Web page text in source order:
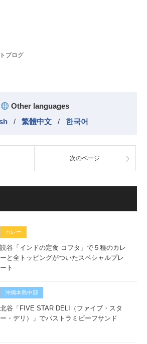
ブログ
Other languages
/ 繁體中文 / 한국어
次のページ
カレー
読谷「インドの定食 コフタ」で５種のカレ
ーと全トッピングがついたスペシャルプレ
ート
沖縄本島中部
北谷「FIVE STAR DELI（ファイブ・スタ
ー・デリ）」でパストラミビーフサンド